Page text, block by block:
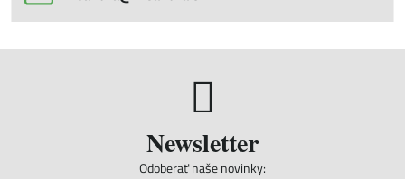
Newsletter
Odoberať naše novinky: